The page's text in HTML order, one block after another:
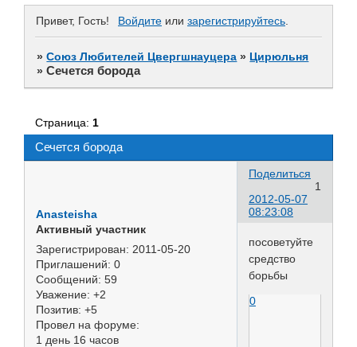
Привет, Гость! Войдите или зарегистрируйтесь.
»Союз Любителей Цвергшнауцера » Цирюльня
»Сечется борода
Сечется борода
Страница: 1
Поделиться
1
2012-05-07
08:23:08
Anasteisha
Активный участник
Зарегистрирован: 2011-05-20
Приглашений: 0
Сообщений: 59
Уважение: +2
Позитив: +5
Провел на форуме:
1 день 16 часов
посоветуйте
средство
борьбы
0